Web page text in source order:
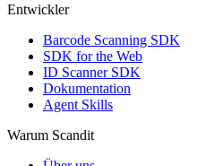
Entwickler
Barcode Scanning SDK
SDK for the Web
ID Scanner SDK
Dokumentation
Agent Skills
Warum Scandit